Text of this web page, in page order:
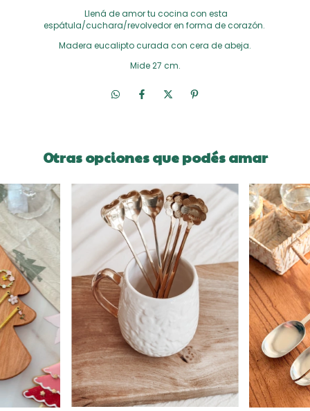
Llená de amor tu cocina con esta
espátula/cuchara/revolvedor en forma de corazón.
Madera eucalipto curada con cera de abeja.
Mide 27 cm.
Otras opciones que podés amar